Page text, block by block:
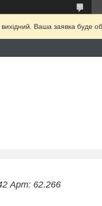
Ваша заявка буде
Арт: 62.266